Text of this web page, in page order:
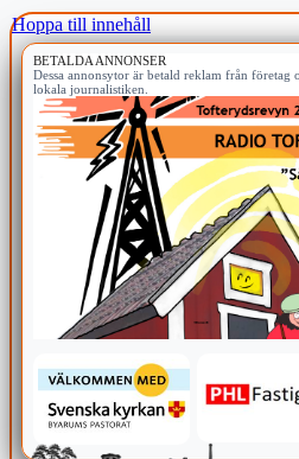
Hoppa till innehåll
BETALDA ANNONSER
Dessa annonsytor är betald reklam från företag
lokala journalistiken.